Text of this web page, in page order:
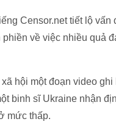
Censor.net tiết lộ
về việc nhiều quả
hội một đoạn video
binh sĩ Ukraine nhận
mức thấp.